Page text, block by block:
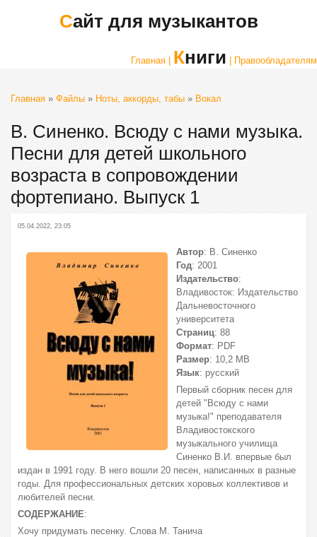
Сайт для музыкантов
Главная | Книги | Правообладателям
Главная » Файлы » Ноты, аккорды, табы » Вокал
В. Синенко. Всюду с нами музыка.
Песни для детей школьного
возраста в сопровождении
фортепиано. Выпуск 1
05.04.2022, 23:05
Автор: В. Синенко
Год: 2001
Издательство:
Владивосток: Издательство
Дальневосточного
университета
Страниц: 88
Формат: PDF
Размер: 10,2 МВ
Язык: русский
Первый сборник песен для
детей "Всюду с нами
музыка!" преподавателя
Владивостокского
музыкального училища
Синенко В.И. впервые был
издан в 1991 году. В него вошли 20 песен, написанных в разные
годы. Для профессиональных детских хоровых коллективов и
любителей песни.
СОДЕРЖАНИЕ:
Хочу придумать песенку. Слова М. Танича